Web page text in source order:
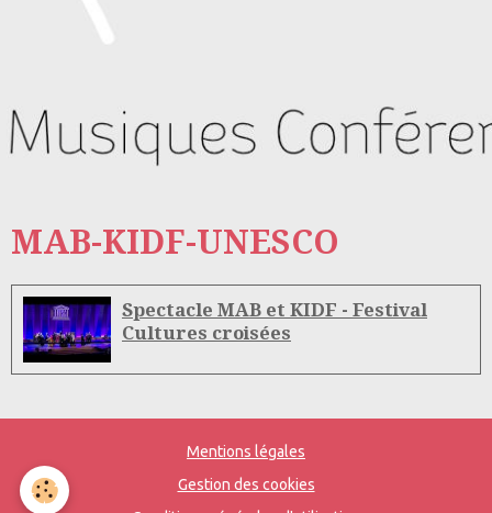
MAB-KIDF-UNESCO
Spectacle MAB et KIDF - Festival
Cultures croisées
Mentions légales
Gestion des cookies